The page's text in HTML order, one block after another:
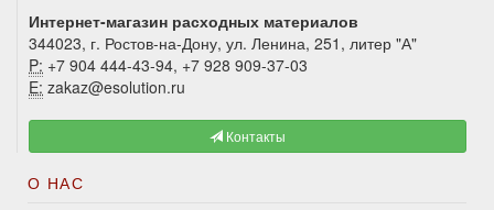
Интернет-магазин расходных материалов
344023, г. Ростов-на-Дону, ул. Ленина, 251, литер "А"
P: +7 904 444-43-94, +7 928 909-37-03
E: zakaz@esolution.ru
Контакты
О НАС